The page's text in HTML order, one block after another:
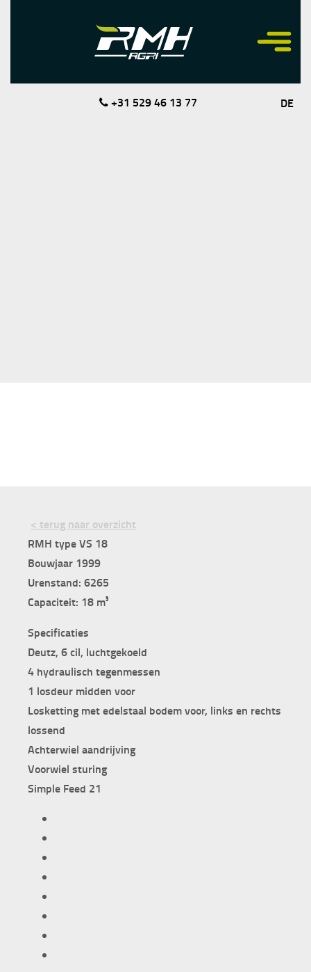
+31 529 46 13 77 DE
< terug naar overzicht
RMH type VS 18
Bouwjaar 1999
Urenstand: 6265
Capaciteit: 18 m³
Specificaties
Deutz, 6 cil, luchtgekoeld
4 hydraulisch tegenmessen
1 losdeur midden voor
Losketting met edelstaal bodem voor, links en rechts
lossend
Achterwiel aandrijving
Voorwiel sturing
Simple Feed 21